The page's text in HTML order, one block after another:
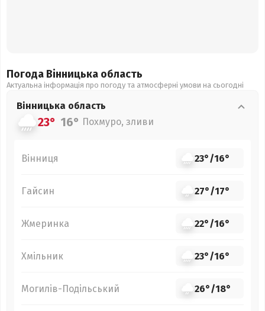
Погода Вінницька область
Актуальна інформація про погоду та атмосферні умови на сьогодні
Вінницька область
23° 16° Похмуро, зливи
Вінниця 23°/16°
Гайсин 27°/17°
Жмеринка 22°/16°
Хмільник 23°/16°
Могилів-Подільський 26°/18°